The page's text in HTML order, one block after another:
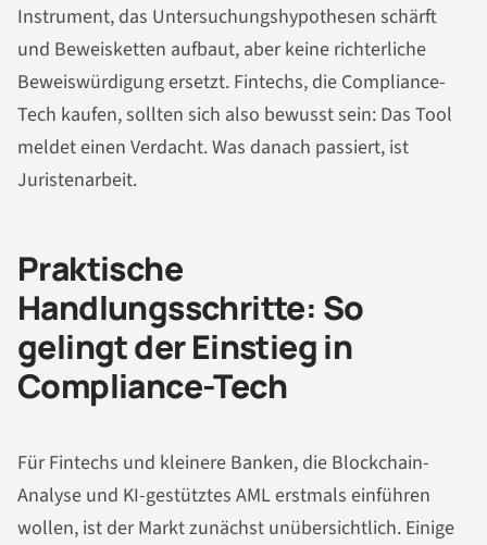
Instrument, das Untersuchungshypothesen schärft
und Beweisketten aufbaut, aber keine richterliche
Beweiswürdigung ersetzt. Fintechs, die Compliance-
Tech kaufen, sollten sich also bewusst sein: Das Tool
meldet einen Verdacht. Was danach passiert, ist
Juristenarbeit.
Praktische
Handlungsschritte: So
gelingt der Einstieg in
Compliance-Tech
Für Fintechs und kleinere Banken, die Blockchain-
Analyse und KI-gestütztes AML erstmals einführen
wollen, ist der Markt zunächst unübersichtlich. Einige